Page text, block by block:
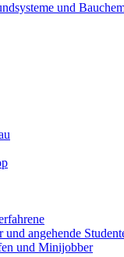
und
angehende
und Minijobber